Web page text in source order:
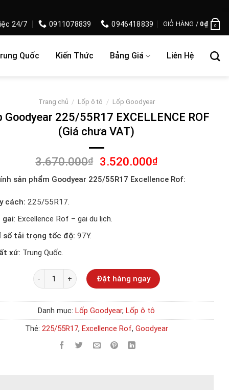
24/7 0911078839 0946418839 GIỎ HÀNG / 0₫ 0
Quốc Kiến Thức Bảng Giá Liên Hệ
Trang chủ / Lốp ô tô / Lốp Goodyear
Goodyear 225/55R17 EXCELLENCE ROF
(Giá chưa VAT)
3.670.000₫
Giá
là:
3.520.000₫Giá
tại
sản phẩm Goodyear 225/55R17 Excellence Rof:
cách:225/55R17.
gai: Excellence Rof – gai du lịch.
số tải trọng tốc độ: 97Y.
xứ: Trung Quốc.
Số lượng
Đặt hàng ngay
Danh mục: Lốp Goodyear, Lốp ô tô
Thẻ: 225/55R17, Excellence Rof, Goodyear